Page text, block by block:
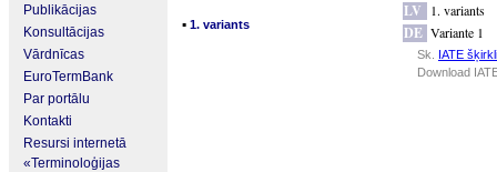
Publikācijas
Konsultācijas
Vārdnīcas
EuroTermBank
Par portālu
Kontakti
Resursi internetā
«Terminoloģijas
▪ 1. variants
LV 1. variants
DE Variante 1
Sk. IATE šķirkli
Download